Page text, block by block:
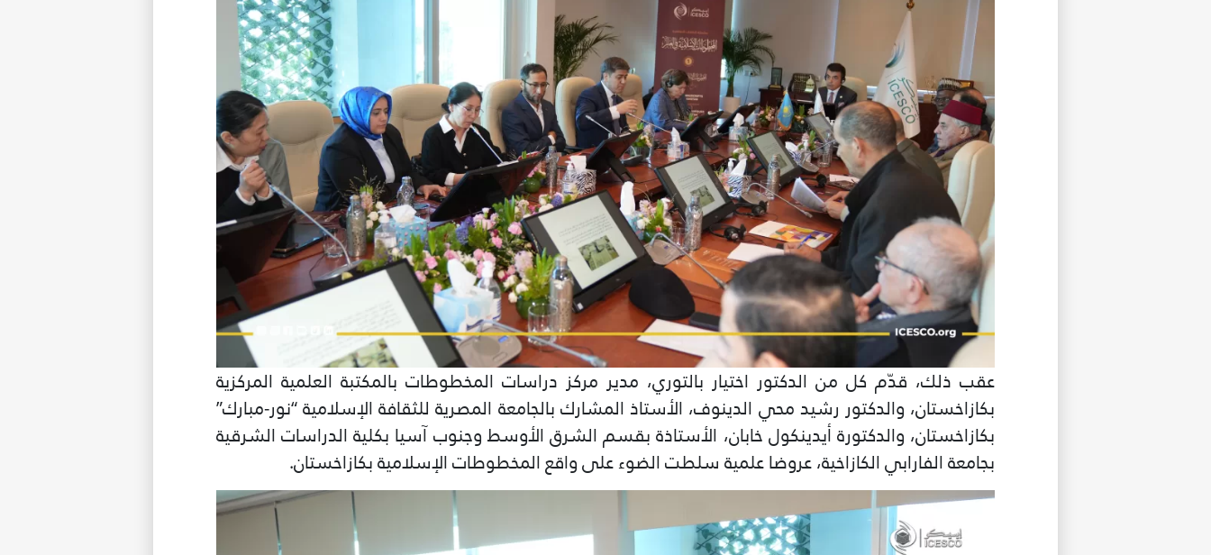
عقب ذلك، قدّم كل من الدكتور اختيار بالتوري، مدير مركز دراسات المخطوطات بالمكتبة العلمية المركزية
بكازاخستان، والدكتور رشيد محي الدينوف، الأستاذ المشارك بالجامعة المصرية للثقافة الإسلامية “نور-مبارك”
بكازاخستان، والدكتورة أيدينكول خابان، الأستاذة بقسم الشرق الأوسط وجنوب آسيا بكلية الدراسات الشرقية
بجامعة الفارابي الكازاخية، عروضا علمية سلطت الضوء على واقع المخطوطات الإسلامية بكازاخستان.